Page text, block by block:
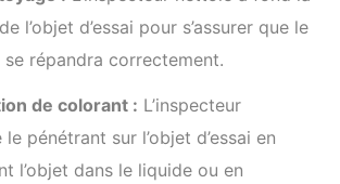
l’objet d’essai pour s’assurer que le
répandra correctement.
de colorant : L’inspecteur
pénétrant sur l’objet d’essai en
l’objet dans le liquide ou en